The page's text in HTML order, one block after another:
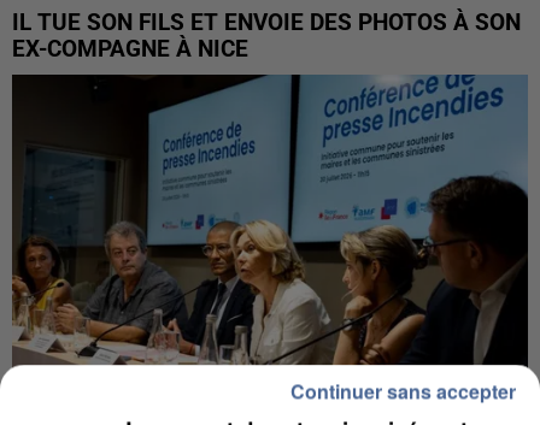
IL TUE SON FILS ET ENVOIE DES PHOTOS À SON
EX-COMPAGNE À NICE
Continuer sans accepter